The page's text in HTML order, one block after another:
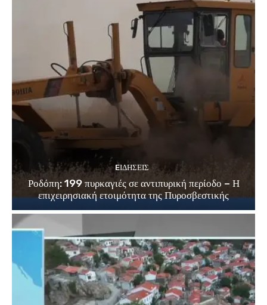
EΙΔΗΣΕΙΣ
Ροδόπη: 199 πυρκαγιές σε αντιπυρική περίοδο – Η
επιχειρησιακή ετοιμότητα της Πυροσβεστικής